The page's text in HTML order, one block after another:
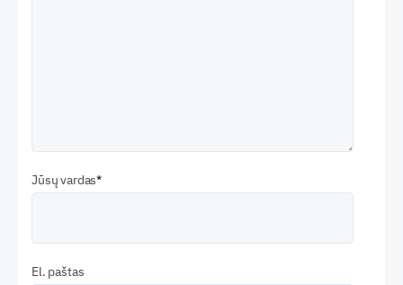
Jūsų vardas
El. paštas